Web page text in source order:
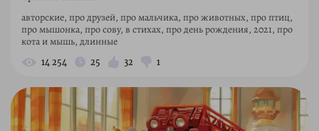
авторские, про друзей, про мальчика, про животных, про птиц,
про мышонка, про сову, в стихах, про день рождения, 2021, про
кота и мышь, длинные
14 254 25 32 1